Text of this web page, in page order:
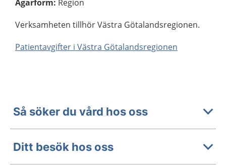
Ägarform: Region
Verksamheten tillhör Västra Götalandsregionen.
Patientavgifter i Västra Götalandsregionen
Så söker du vård hos oss
Ditt besök hos oss